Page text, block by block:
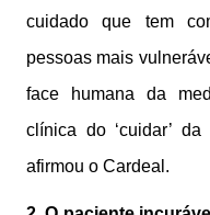
cuidado que tem
pessoas mais
face humana da
clínica do ‘cuidar’
afirmou o Cardeal.